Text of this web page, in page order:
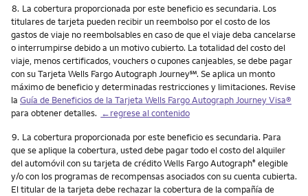
Nota
8. La cobertura proporcionada por este beneficio es secundaria. Los
titulares de tarjeta pueden recibir un reembolso por el costo de los
gastos de viaje no reembolsables en caso de que el viaje deba cancelarse
o interrumpirse debido a un motivo cubierto. La totalidad del costo del
viaje, menos certificados, vouchers o cupones canjeables, se debe pagar
con su Tarjeta Wells Fargo Autograph Journeyservice mark
℠. Se aplica un monto
máximo de beneficio y determinadas restricciones y limitaciones. Revise
la Guía de Beneficios de la Tarjeta Wells Fargo Autograph Journey Visa®
para obtener detalles. ←regrese al contenido
Nota
9. La cobertura proporcionada por este beneficio es secundaria. Para
que se aplique la cobertura, usted debe pagar todo el costo del alquiler
del automóvil con su tarjeta de crédito Wells Fargo Autograph® elegible
y/o con los programas de recompensas asociados con su cuenta cubierta.
El titular de la tarjeta debe rechazar la cobertura de la compañía de